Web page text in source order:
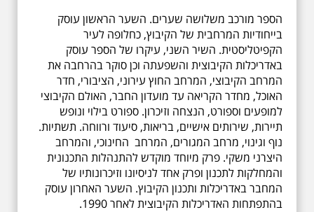
הספר מורכב משלושה שערים. השער הראשון עוסק
בייחודיות המרחבית של הקיבוץ, כחלופה לעיר
הקפיטליסטית. השיר השני, עיקרו של הספר עוסק
באדריכלות הקיבוצית והשפעתה וכן סוקר בהרחבה את
המרחב הקיבוצי, המרחב החוץ עירוני, הציבורי, חדר
האוכל, מחדר הקריאה עד מועדון החבר, האולם הקיבוצי
למופעים וספורט, הנצחה וזיכרון. ספורט בילוי ונופש
תיירות, שירותים אישיים, בריאות, סיעוד ורווחה. תשתיות.
נוף וגינוי, מרחב המגורים, המרחב החינוכי, והמרחב
היצרני משקי. פרק מיוחד מוקדש להתנהלות התכנונית
והמחלקות לתכנון ופרק אחד לניסיונו וזיכרונותיו של
המחבר באדריכלות ותכנון הקיבוץ. השער האחרון עוסק
בהתפתחות האדריכלות הקיבוצית לאחר 1990.